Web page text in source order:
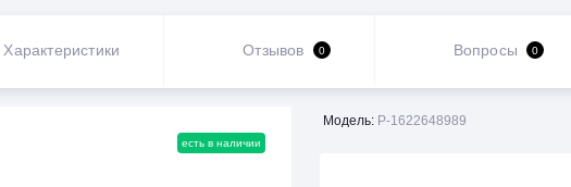
Характеристики Отзывов 0 Вопросы 0
есть в наличии
Модель: P-1622648989